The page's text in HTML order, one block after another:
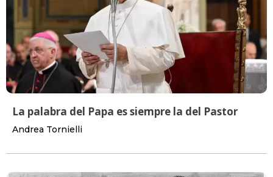
La palabra del Papa es siempre la del Pastor
Andrea Tornielli